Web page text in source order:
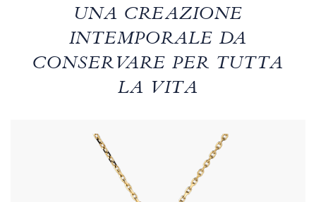
UNA CREAZIONE
INTEMPORALE DA
CONSERVARE PER TUTTA
LA VITA